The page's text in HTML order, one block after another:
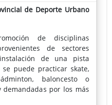
de Deporte Urbano
de disciplinas
de sectores
de una pista
puede practicar skate,
baloncesto o
demandadas por los más